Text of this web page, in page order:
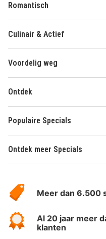
Romantisch
Culinair & Actief
Voordelig weg
Ontdek
Populaire Specials
Ontdek meer Specials
HotelSpecials
Meer dan 6.500
Al 20 jaar meer
klanten